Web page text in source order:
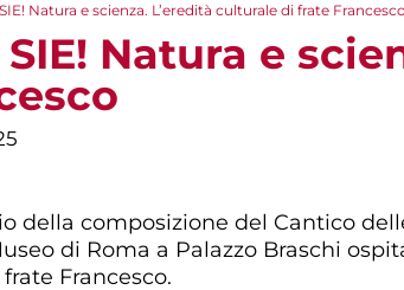
Natura e scienza. L’eredità culturale di frate Francesco
SIE! Natura e
della composizione del Cantico
di Roma a Palazzo Braschi
Francesco.